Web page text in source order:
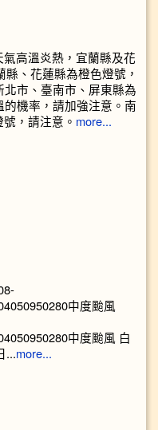
高溫炎熱，宜蘭縣及花
、花蓮縣為橙色燈號，
市、臺南市、屏東縣為
機率，請加強注意。南
，請注意。 more...
中度颱風
中度颱風 白
...more...